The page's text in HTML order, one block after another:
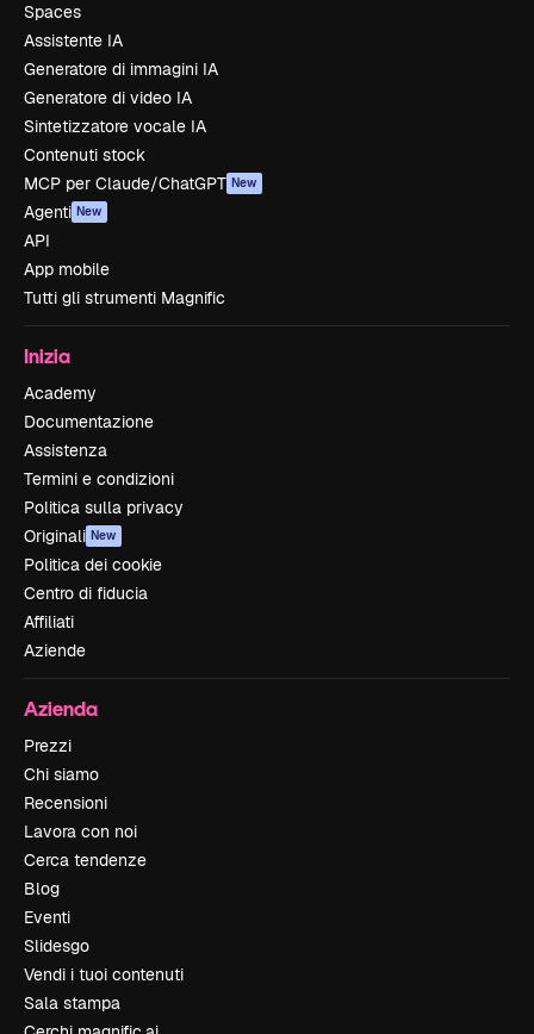
Spaces
Assistente IA
Generatore di immagini IA
Generatore di video IA
Sintetizzatore vocale IA
Contenuti stock
MCP per Claude/ChatGPT New
Agenti New
API
App mobile
Tutti gli strumenti Magnific
Inizia
Academy
Documentazione
Assistenza
Termini e condizioni
Politica sulla privacy
Originali New
Politica dei cookie
Centro di fiducia
Affiliati
Aziende
Azienda
Prezzi
Chi siamo
Recensioni
Lavora con noi
Cerca tendenze
Blog
Eventi
Slidesgo
Vendi i tuoi contenuti
Sala stampa